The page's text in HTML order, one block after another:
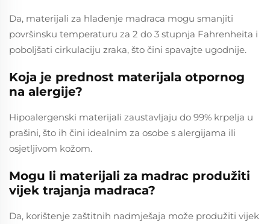
Da, materijali za hlađenje madraca mogu smanjiti
površinsku temperaturu za 2 do 3 stupnja Fahrenheita i
poboljšati cirkulaciju zraka, što čini spavajte ugodnije.
Koja je prednost materijala otpornog
na alergije?
Hipoalergenski materijali zaustavljaju do 99% krpelja u
prašini, što ih čini idealnim za osobe s alergijama ili
osjetljivom kožom.
Mogu li materijali za madrac produžiti
vijek trajanja madraca?
Da, korištenje zaštitnih nadmješaja može produžiti vijek